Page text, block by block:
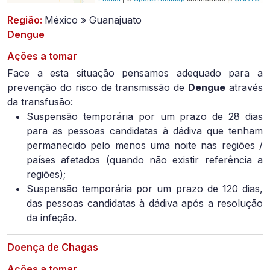
Região: México » Guanajuato
Dengue
Ações a tomar
Face a esta situação pensamos adequado para a
prevenção do risco de transmissão de Dengue através
da transfusão:
Suspensão temporária por um prazo de 28 dias
para as pessoas candidatas à dádiva que tenham
permanecido pelo menos uma noite nas regiões /
países afetados (quando não existir referência a
regiões);
Suspensão temporária por um prazo de 120 dias,
das pessoas candidatas à dádiva após a resolução
da infeção.
Doença de Chagas